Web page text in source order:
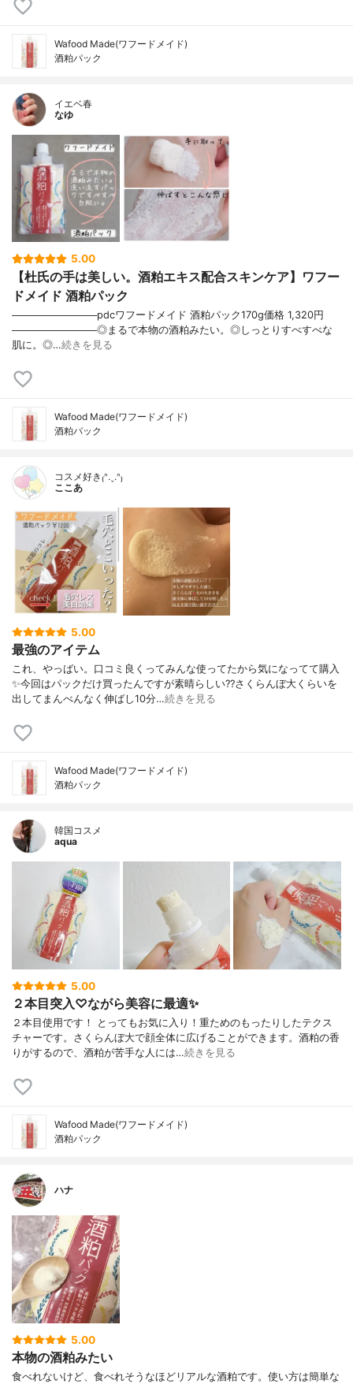
Wafood Made(ワフードメイド)
酒粕パック
イエベ春
なゆ
5.00
【杜氏の手は美しい。酒粕エキス配合スキンケア】ワフー
ドメイド 酒粕パック
────────────pdcワフードメイド 酒粕パック170g価格 1,320円
────────────◎まるで本物の酒粕みたい。◎しっとりすべすべな
肌に。◎…続きを見る
Wafood Made(ワフードメイド)
酒粕パック
コスメ好き₍ᐢ.ˬ.ᐢ₎
ここあ
5.00
最強のアイテム
これ、やっばい。口コミ良くってみんな使ってたから気になってて購入
✨今回はパックだけ買ったんですが素晴らしい??さくらんぼ大くらいを
出してまんべんなく伸ばし10分…続きを見る
Wafood Made(ワフードメイド)
酒粕パック
韓国コスメ
aqua
5.00
２本目突入♡ながら美容に最適✨
２本目使用です！ とってもお気に入り！重ためのもったりしたテクス
チャーです。さくらんぼ大で顔全体に広げることができます。酒粕の香
りがするので、酒粕が苦手な人には…続きを見る
Wafood Made(ワフードメイド)
酒粕パック
ハナ
5.00
本物の酒粕みたい
食べれないけど、食べれそうなほどリアルな酒粕です。使い方は簡単な